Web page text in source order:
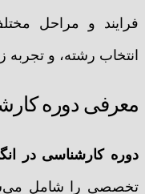
فرایند و مراحل
انتخاب رشته، و
معرفی دوره
دوره کارشناسی در
تخصصی را شامل